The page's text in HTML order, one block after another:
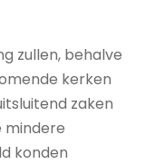
zullen, behalve
kerken
zaken
mindere
konden